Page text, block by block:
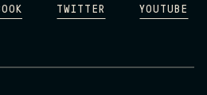
TWITTER
TWITTER
YOUTUBE
YOUTUBE